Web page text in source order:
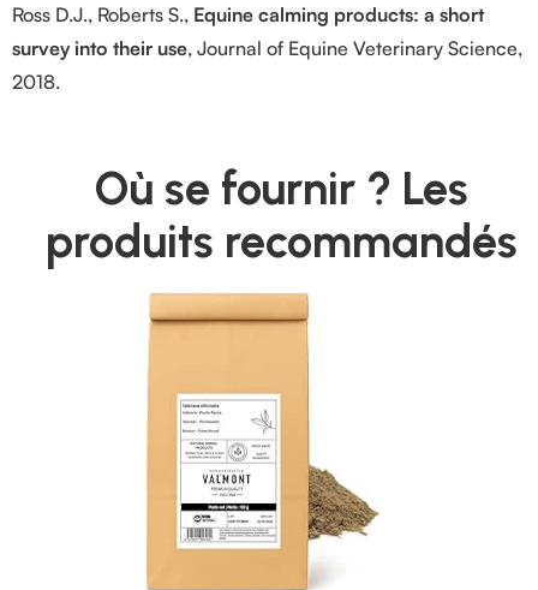
Ross D.J., Roberts S., Equine calming products: a short
survey into their use, Journal of Equine Veterinary Science,
2018.
Où se fournir ? Les
produits recommandés